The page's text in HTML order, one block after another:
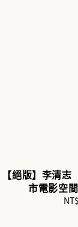
【絕版】李清
市電影空